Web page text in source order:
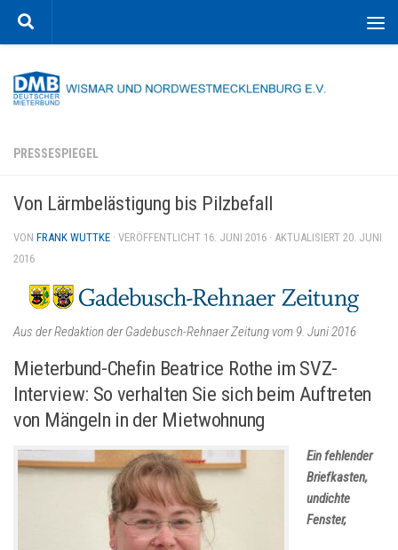
Zum Inhalt springen
PRESSESPIEGEL
Von Lärmbelästigung bis Pilzbefall
VON FRANK WUTTKE · VERÖFFENTLICHT 16. JUNI 2016 · AKTUALISIERT 20. JUNI
2016
Aus der Redaktion der Gadebusch-Rehnaer Zeitung vom 9. Juni 2016
Mieterbund-Chefin Beatrice Rothe im SVZ-
Interview: So verhalten Sie sich beim Auftreten
von Mängeln in der Mietwohnung
Ein fehlender
Briefkasten,
undichte
Fenster,